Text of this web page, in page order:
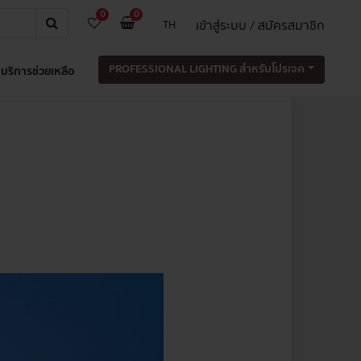
0 0
TH เข้าสู่ระบบ / สมัครสมาชิก
บริการช่วยเหลือ PROFESSIONAL LIGHTING สำหรับโปรเจค